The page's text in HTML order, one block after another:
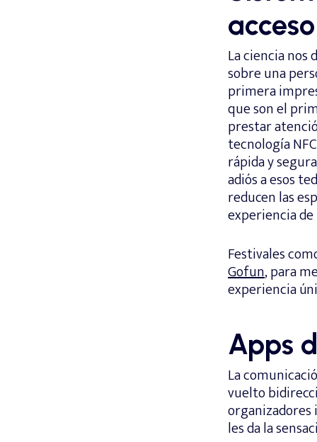
acceso
La ciencia
sobre una
primera
que son el
prestar
tecnología
rápida y
adiós a esos
reducen las
experiencia
Festivales
Gofun, para
experiencia
Apps
La
vuelto
les da la